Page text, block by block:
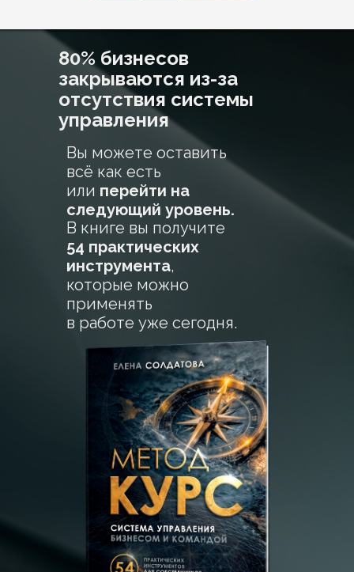
80% бизнесов
закрываются из-за
отсутствия системы
управления
Вы можете оставить
всё как есть
или перейти на
следующий уровень.
В книге вы получите
54 практических
инструмента,
которые можно
применять
в работе уже сегодня.